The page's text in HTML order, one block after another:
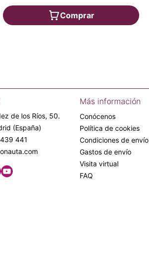
Comprar
de los Ríos, 50.
(España)
441
Más información
Conócenos
Política de cookies
Condiciones de envío
Gastos de envío
Visita virtual
FAQ